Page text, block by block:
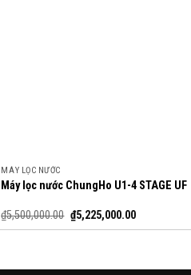
MÁY LỌC NƯỚC
Máy lọc nước ChungHo U1-4 STAGE UF
₫5,500,000.00 ₫5,225,000.00